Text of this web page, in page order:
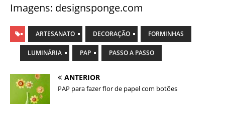
Imagens: designsponge.com
ARTESANATO DECORAÇÃO FORMINHAS
LUMINÁRIA PAP PASSO A PASSO
ANTERIOR
PAP para fazer flor de papel com botões